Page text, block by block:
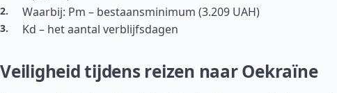
Waarbij: Pm – bestaansminimum (3.209 UAH)
Kd – het aantal verblijfsdagen
Veiligheid tijdens reizen naar Oekraïne